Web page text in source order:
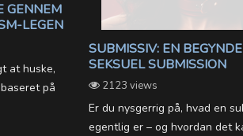
GENNEM
LEGEN
at huske,
på
SUBMISSIV: EN
SEKSUEL SUBMISSION
2123 views
Er du nysgerrig på, hvad en
egentlig er – og hvordan det